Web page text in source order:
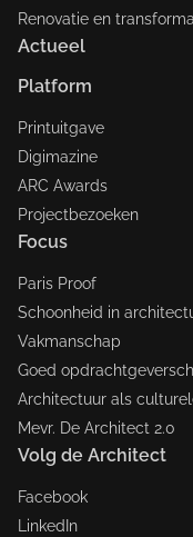
Renovatie en
Actueel
Platform
Printuitgave
Digimazine
ARC Awards
Projectbezoeken
Focus
Paris Proof
Schoonheid in
Vakmanschap
Goed
Architectuur als
Mevr. De Architect 2.0
Volg de Architect
Facebook
LinkedIn